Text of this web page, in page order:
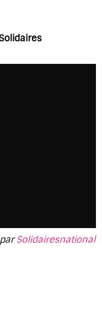
parSolidairesnational